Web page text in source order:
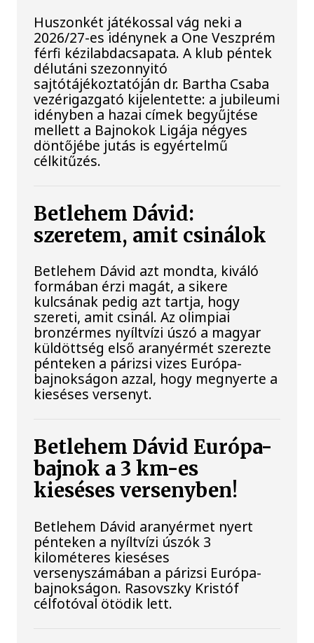
Huszonkét játékossal vág neki a
2026/27-es idénynek a One Veszprém
férfi kézilabdacsapata. A klub péntek
délutáni szezonnyitó
sajtótájékoztatóján dr. Bartha Csaba
vezérigazgató kijelentette: a jubileumi
idényben a hazai címek begyűjtése
mellett a Bajnokok Ligája négyes
döntőjébe jutás is egyértelmű
célkitűzés.
Betlehem Dávid:
szeretem, amit csinálok
Betlehem Dávid azt mondta, kiváló
formában érzi magát, a sikere
kulcsának pedig azt tartja, hogy
szereti, amit csinál. Az olimpiai
bronzérmes nyíltvízi úszó a magyar
küldöttség első aranyérmét szerezte
pénteken a párizsi vizes Európa-
bajnokságon azzal, hogy megnyerte a
kieséses versenyt.
Betlehem Dávid Európa-
bajnok a 3 km-es
kieséses versenyben!
Betlehem Dávid aranyérmet nyert
pénteken a nyíltvízi úszók 3
kilométeres kieséses
versenyszámában a párizsi Európa-
bajnokságon. Rasovszky Kristóf
célfotóval ötödik lett.